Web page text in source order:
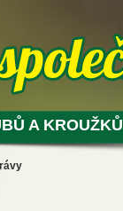
A KROUŽKŮ